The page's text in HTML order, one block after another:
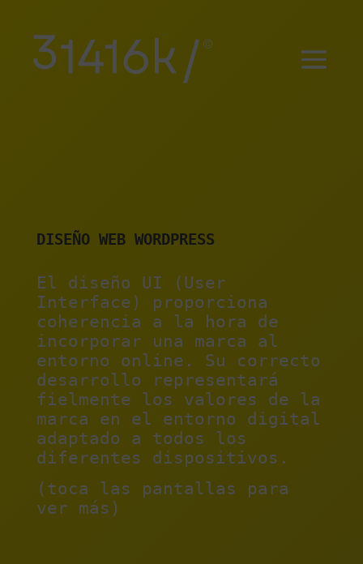
DISEÑO WEB WORDPRESS
El diseño UI (User
Interface) proporciona
coherencia a la hora de
incorporar una marca al
entorno online. Su correcto
desarrollo representará
fielmente los valores de la
marca en el entorno digital
adaptado a todos los
diferentes dispositivos.
(toca las pantallas para
ver más)